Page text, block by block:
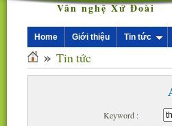
Văn nghệ Xứ Đoài
Home Giới thiệu Tin tức
» Tin tức
Keyword :